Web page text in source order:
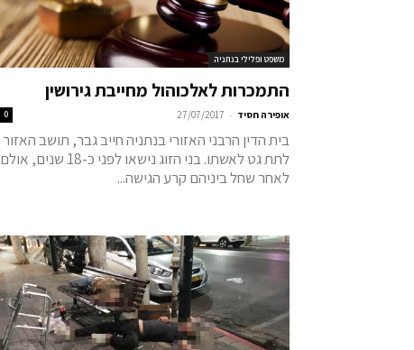
משפט ופלילי בנתניה
התמכרות לאלכוהול מחייבת גירושין
אופירה חסיד -
27/07/2017
0
בית הדין הרבני האזורי בנתניה חייב גבר, תושב האזור
לתת גט לאשתו. בני הזוג נישאו לפני כ-18 שנים, אולם
לאחר שחל ביניהם קרע הגישה...